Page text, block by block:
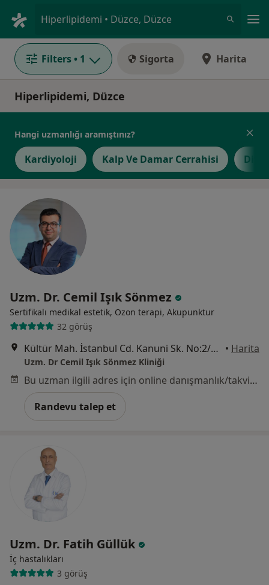
Hiperlipidemi • Düzce, Düzce
Filters • 1 Sigorta Harita
Hiperlipidemi, Düzce
Hangi uzmanlığı aramıştınız?
Kardiyoloji Kalp Ve Damar Cerrahisi
Uzm. Dr. Cemil Işık Sönmez
Sertifikalı medikal estetik, Ozon terapi, Akupunktur
32 görüş
Kültür Mah. İstanbul Cd. Kanuni Sk. No:2/2, Düzce • Harita
Uzm. Dr Cemil Işık Sönmez Kliniği
Bu uzman ilgili adres için online danışmanlık/takvim sunmuyor.
Randevu talep et
Uzm. Dr. Fatih Güllük
İç hastalıkları
3 görüş